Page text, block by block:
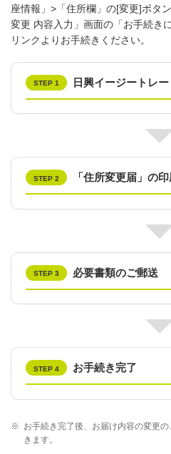
座情報」>「住所欄」の[変更]ボタ
変更 内容入力」画面の「お手続き
リンクよりお手続きください。
STEP 1 日興イージートレ
STEP 2 「住所変更届」の
STEP 3 必要書類のご郵送
STEP 4 お手続き完了
※ お手続き完了後、お届け内容の変更
きます。